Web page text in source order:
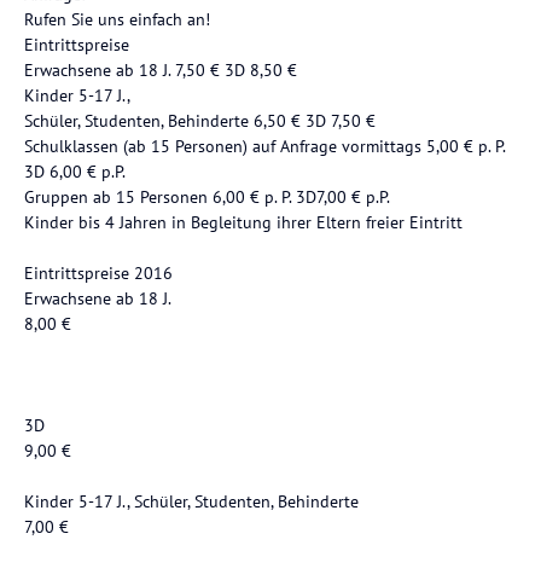
Rufen Sie uns einfach an!
Eintrittspreise
Erwachsene ab 18 J. 7,50 € 3D 8,50 €
Kinder 5-17 J.,
Schüler, Studenten, Behinderte 6,50 € 3D 7,50 €
Schulklassen (ab 15 Personen) auf Anfrage vormittags 5,00 € p. P.
3D 6,00 € p.P.
Gruppen ab 15 Personen 6,00 € p. P. 3D7,00 € p.P.
Kinder bis 4 Jahren in Begleitung ihrer Eltern freier Eintritt
Eintrittspreise 2016
Erwachsene ab 18 J.
8,00 €
3D
9,00 €
Kinder 5-17 J., Schüler, Studenten, Behinderte
7,00 €